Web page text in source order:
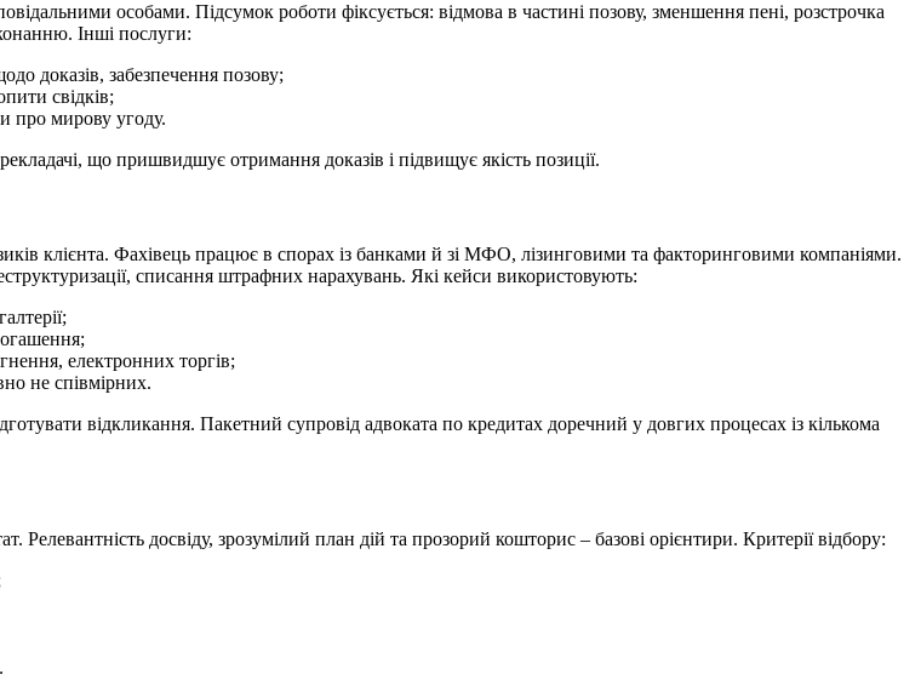
особами. Підсумок роботи фіксується: відмова в частині позову, зменшення пені, розстрочка
Інші послуги:
доказів, забезпечення позову;
свідків;
про мирову угоду.
що пришвидшує отримання доказів і підвищує якість позиції.
клієнта. Фахівець працює в спорах із банками й зі МФО, лізинговими та факторинговими компаніями.
списання штрафних нарахувань. Які кейси використовують:
електронних торгів;
не співмірних.
відкликання. Пакетний супровід адвоката по кредитах доречний у довгих процесах із кількома
досвіду, зрозумілий план дій та прозорий кошторис – базові орієнтири. Критерії відбору: